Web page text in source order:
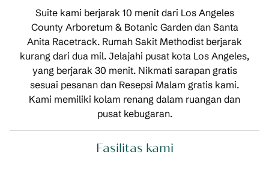
Suite kami berjarak 10 menit dari Los Angeles
County Arboretum & Botanic Garden dan Santa
Anita Racetrack. Rumah Sakit Methodist berjarak
kurang dari dua mil. Jelajahi pusat kota Los Angeles,
yang berjarak 30 menit. Nikmati sarapan gratis
sesuai pesanan dan Resepsi Malam gratis kami.
Kami memiliki kolam renang dalam ruangan dan
pusat kebugaran.
Fasilitas kami